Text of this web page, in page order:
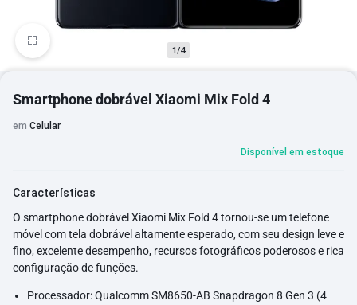
1/4
Smartphone dobrável Xiaomi Mix Fold 4
em Celular
Disponível em estoque
Características
O smartphone dobrável Xiaomi Mix Fold 4 tornou-se um telefone
móvel com tela dobrável altamente esperado, com seu design leve e
fino, excelente desempenho, recursos fotográficos poderosos e rica
configuração de funções.
Processador: Qualcomm SM8650-AB Snapdragon 8 Gen 3 (4